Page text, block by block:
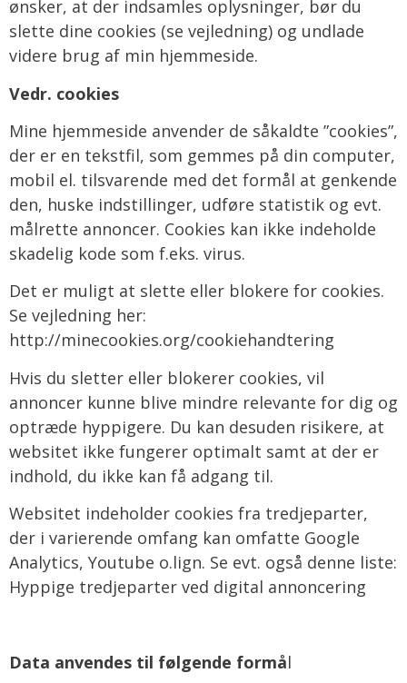
ønsker, at der indsamles oplysninger, bør du
slette dine cookies (se vejledning) og undlade
videre brug af min hjemmeside.
Vedr. cookies
Mine hjemmeside anvender de såkaldte ”cookies”,
der er en tekstfil, som gemmes på din computer,
mobil el. tilsvarende med det formål at genkende
den, huske indstillinger, udføre statistik og evt.
målrette annoncer. Cookies kan ikke indeholde
skadelig kode som f.eks. virus.
Det er muligt at slette eller blokere for cookies.
Se vejledning her:
http://minecookies.org/cookiehandtering
Hvis du sletter eller blokerer cookies, vil
annoncer kunne blive mindre relevante for dig og
optræde hyppigere. Du kan desuden risikere, at
websitet ikke fungerer optimalt samt at der er
indhold, du ikke kan få adgang til.
Websitet indeholder cookies fra tredjeparter,
der i varierende omfang kan omfatte Google
Analytics, Youtube o.lign. Se evt. også denne liste:
Hyppige tredjeparter ved digital annoncering
Data anvendes til følgende formål